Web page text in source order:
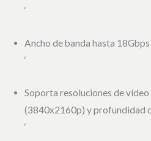
‘
Ancho de banda hasta 18Gbps
‘
Soporta resoluciones de
(3840x2160p) y profundidad
‘